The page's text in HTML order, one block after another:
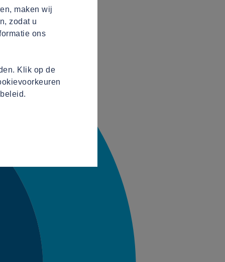
maken wij
zodat u
ons
Klik op de